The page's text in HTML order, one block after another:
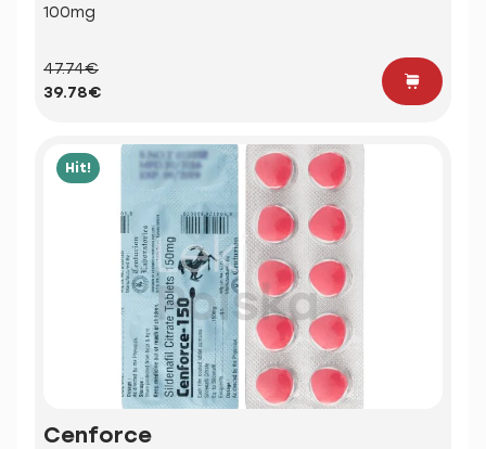
100mg
47.74€
39.78€
Hit!
Cenforce